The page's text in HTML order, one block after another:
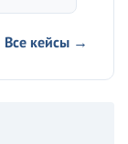
Все кейсы →